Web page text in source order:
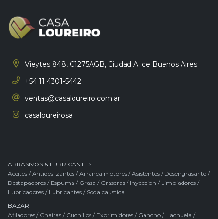
Vieytes 848, C1275AGB, Ciudad A. de Buenos Aires
+54 11 4301-5442
ventas@casaloureiro.com.ar
casaloureirosa
ABRASIVOS & LUBRICANTES
Aceites /Antideslizantes /Arranca motores /Asistentes / Desengrasante /
Destapadores / Espuma / Grasa / Graseras / Inyeccion / Limpiadores /
Lubricadores / Lubricantes / Soda caustica
BAZAR
Afiladores / Chairas / Cuchillos / Exprimidores / Gancho / Hachuela /